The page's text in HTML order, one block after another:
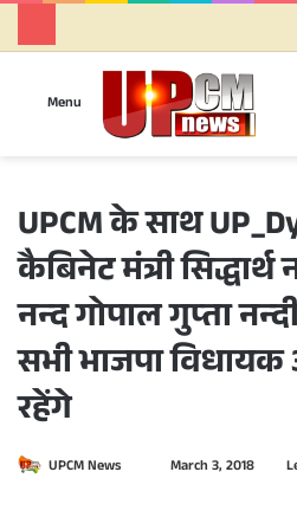
Menu
UPCM के साथ
कैबिनेट मंत्री सिद्धार्थ
नन्द गोपाल गुप्ता
सभी भाजपा
रहेंगे
UPCM News March 3, 2018